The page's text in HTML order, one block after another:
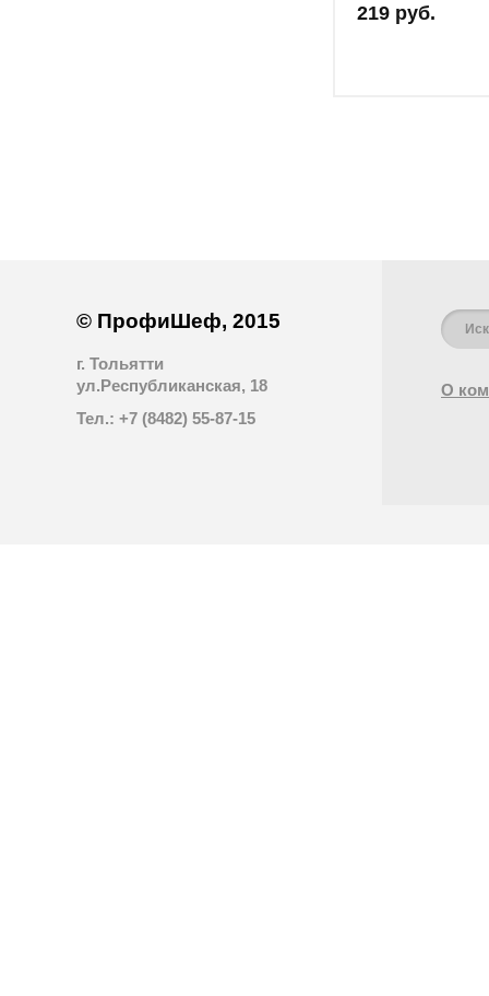
219 руб.
© ПрофиШеф, 2015
г. Тольятти
ул.Республиканская, 18
Тел.: +7 (8482) 55-87-15
О